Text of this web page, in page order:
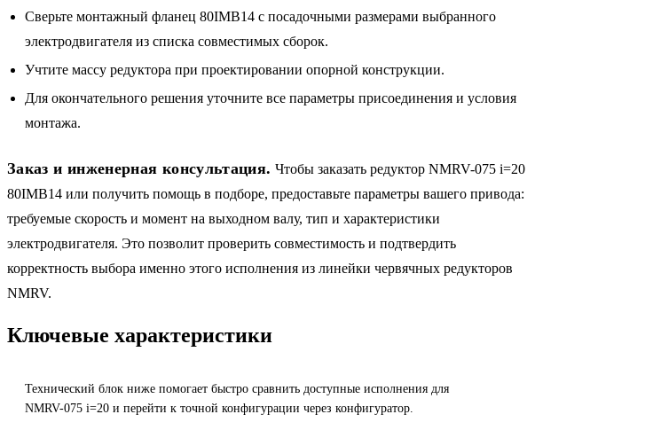
Сверьте монтажный фланец 80IMB14 с посадочными размерами выбранного
электродвигателя из списка совместимых сборок.
Учтите массу редуктора при проектировании опорной конструкции.
Для окончательного решения уточните все параметры присоединения и условия
монтажа.
Заказ и инженерная консультация. Чтобы заказать редуктор NMRV-075 i=20
80IMB14 или получить помощь в подборе, предоставьте параметры вашего привода:
требуемые скорость и момент на выходном валу, тип и характеристики
электродвигателя. Это позволит проверить совместимость и подтвердить
корректность выбора именно этого исполнения из линейки червячных редукторов
NMRV.
Ключевые характеристики
Технический блок ниже помогает быстро сравнить доступные исполнения для
NMRV-075 i=20 и перейти к точной конфигурации через конфигуратор.